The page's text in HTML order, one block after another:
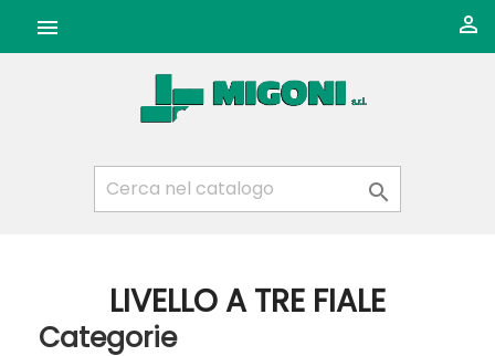
 

LIVELLO A TRE FIALE
Categorie